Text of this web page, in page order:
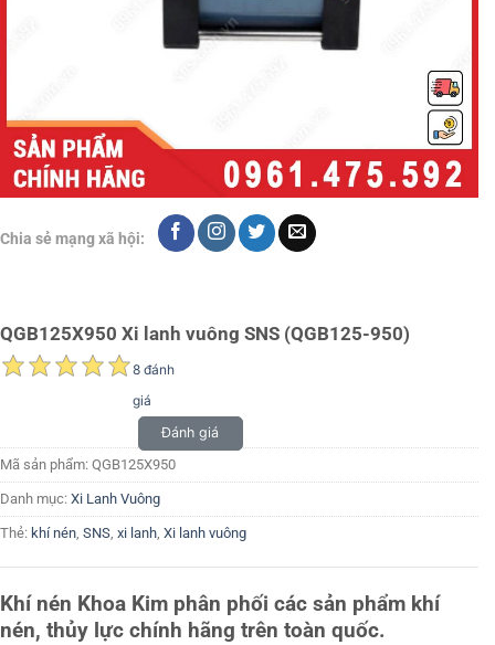
Chia sẻ mạng xã hội:
QGB125X950 Xi lanh vuông SNS (QGB125-950)
8 đánh
giá
Đánh giá
Mã sản phẩm: QGB125X950
Danh mục: Xi Lanh Vuông
Thẻ: khí nén SNS xi lanh Xi lanh vuông
Khí nén Khoa Kim phân phối các sản phẩm khí
nén, thủy lực chính hãng trên toàn quốc.